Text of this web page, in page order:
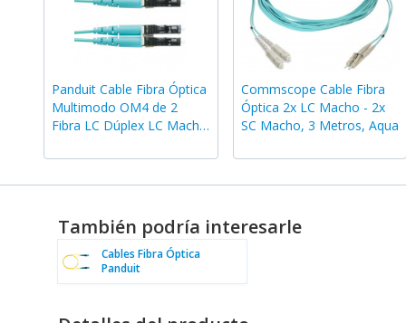
Panduit Cable Fibra Óptica
Multimodo OM4 de 2
Fibra LC Dúplex LC Macho
Turquesa
Commscope Cable Fibra
Óptica 2x LC Macho - 2x
SC Macho, 3 Metros, Aqua
También podría interesarle
Cables Fibra Óptica
Panduit